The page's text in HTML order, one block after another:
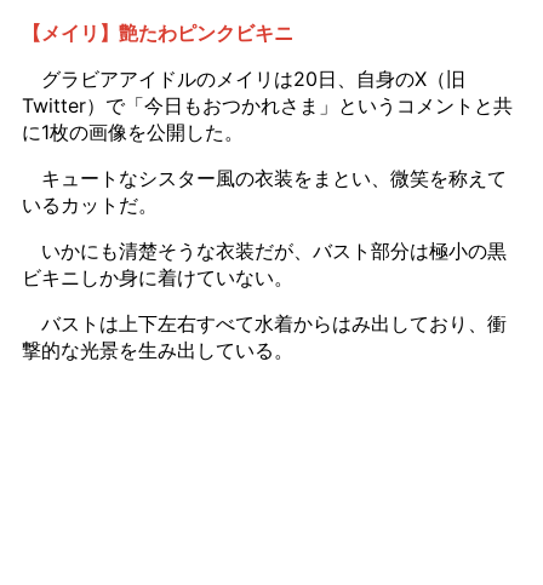
【メイリ】艶たわピンクビキニ
グラビアアイドルのメイリは20日、自身のX（旧
Twitter）で「今日もおつかれさま」というコメントと共
に1枚の画像を公開した。
キュートなシスター風の衣装をまとい、微笑を称えて
いるカットだ。
いかにも清楚そうな衣装だが、バスト部分は極小の黒
ビキニしか身に着けていない。
バストは上下左右すべて水着からはみ出しており、衝
撃的な光景を生み出している。